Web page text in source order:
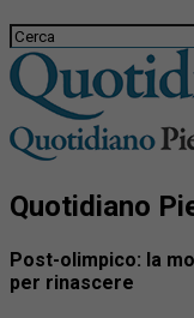
Quotidiano
Post-olimpico: la
per rinascere